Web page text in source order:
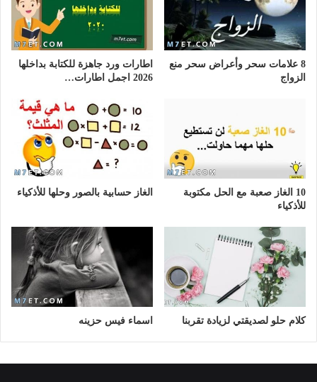
8 علامات سحر وأعراض سحر منع
الزواج
اطارات ورد جاهزة للكتابة بداخلها
2026 اجمل اطارات…
10 الغاز صعبة مع الحل مكتوبة
للأذكياء
الغاز حسابية بالصور وحلها للأذكياء
كلام حلو لصديقتي لزيادة تقربنا اسماء فيس حزينه